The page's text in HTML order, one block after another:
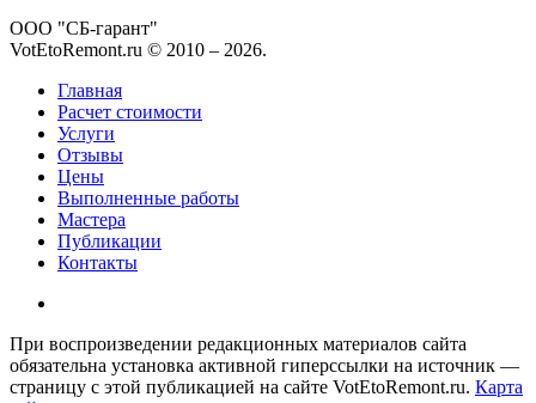
ООО "СБ-гарант"
VotEtoRemont.ru © 2010 – 2026.
Главная
Расчет стоимости
Услуги
Отзывы
Цены
Выполненные работы
Мастера
Публикации
Контакты
При воспроизведении редакционных материалов сайта
обязательна установка активной гиперссылки на источник —
страницу с этой публикацией на сайте VotEtoRemont.ru. Карта